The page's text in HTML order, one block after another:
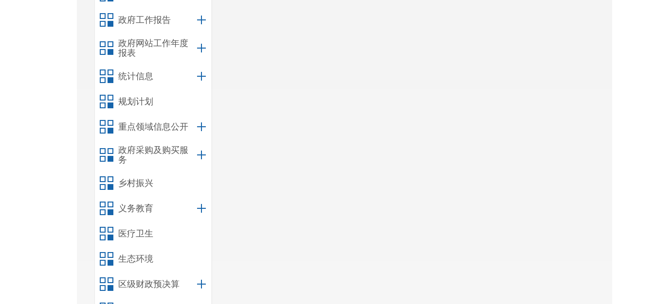
政府工作报告
政府网站工作年度
报表
统计信息
规划计划
重点领域信息公开
政府采购及购买服
务
乡村振兴
义务教育
医疗卫生
生态环境
区级财政预决算